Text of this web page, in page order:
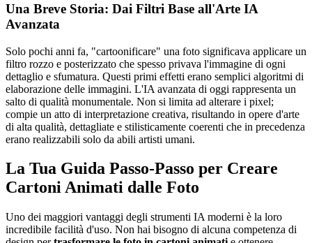
Una Breve Storia: Dai Filtri Base all'Arte IA
Avanzata
Solo pochi anni fa, "cartoonificare" una foto significava applicare un
filtro rozzo e posterizzato che spesso privava l'immagine di ogni
dettaglio e sfumatura. Questi primi effetti erano semplici algoritmi di
elaborazione delle immagini. L'IA avanzata di oggi rappresenta un
salto di qualità monumentale. Non si limita ad alterare i pixel;
compie un atto di interpretazione creativa, risultando in opere d'arte
di alta qualità, dettagliate e stilisticamente coerenti che in precedenza
erano realizzabili solo da abili artisti umani.
La Tua Guida Passo-Passo per Creare
Cartoni Animati dalle Foto
Uno dei maggiori vantaggi degli strumenti IA moderni è la loro
incredibile facilità d'uso. Non hai bisogno di alcuna competenza di